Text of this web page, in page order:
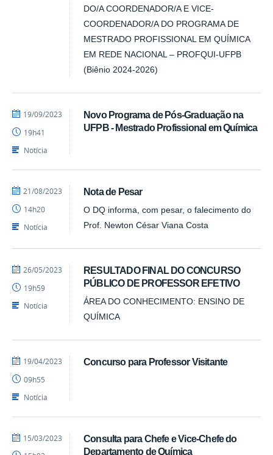
DO/A COORDENADOR/A E VICE-
COORDENADOR/A DO PROGRAMA DE
MESTRADO PROFISSIONAL EM QUÍMICA
EM REDE NACIONAL – PROFQUI-UFPB
(Biênio 2024-2026)
Novo Programa de Pós-Graduação na
UFPB - Mestrado Profissional em Química
por
-
DQ
publicado
19/09/2023
19h41
Notícia
Nota de Pesar
O DQ informa, com pesar, o falecimento do
Prof. Newton César Viana Costa
por
Teotonio
publicado
21/08/2023
14h20
Notícia
RESULTADO FINAL DO CONCURSO
PÚBLICO DE PROFESSOR EFETIVO
ÁREA DO CONHECIMENTO: ENSINO DE
QUÍMICA
por
Teotonio
publicado
26/05/2023
19h59
Notícia
Concurso para Professor Visitante
por
-
DQ
publicado
19/04/2023
09h55
Notícia
Consulta para Chefe e Vice-Chefe do
Departamento de Química
por
publicado
15/03/2023